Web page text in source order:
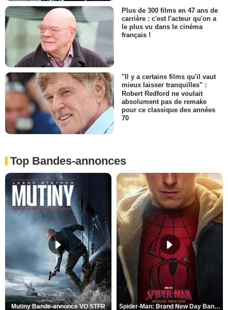
Plus de 300 films en 47 ans de
carrière : c'est l'acteur qu'on a
le plus vu dans le cinéma
français !
"Il y a certains films qu'il vaut
mieux laisser tranquilles" :
Robert Redford ne voulait
absolument pas de remake
pour ce classique des années
70
Top Bandes-annonces
Mutiny Bande-annonce VO STFR Spider-Man: Brand New Day Bande-annonce VO STFR